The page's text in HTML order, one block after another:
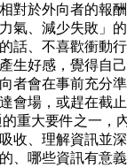
對於外向者的報
氣、減少失敗」
話、不喜歡衝動
生好感，覺得自
者會在事前充分
會場，或趕在截
重大要件之一，
收、理解資訊並
、哪些資訊有意